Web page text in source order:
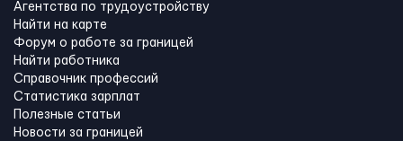
Агентства по трудоустройству
Найти на карте
Форум о работе за границей
Найти работника
Справочник профессий
Статистика зарплат
Полезные статьи
Новости за границей